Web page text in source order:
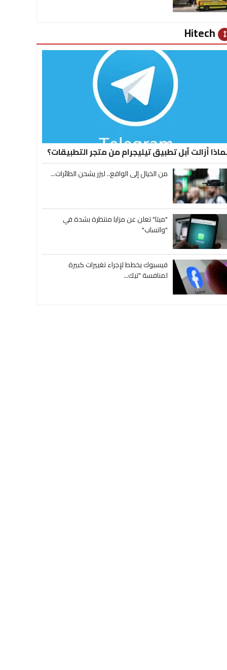
أزالت آبل تطبيق تيليجرام من متجر التطبيقات؟
من الخيال إلى الواقع.. ليزر يشحن الطائرات...
"ميتا" تعلن عن مزايا منتظرة بشدة في
"واتساب"
فيسبوك يخطط لإجراء تغييرات كبيرة
لمنافسة "تيك...